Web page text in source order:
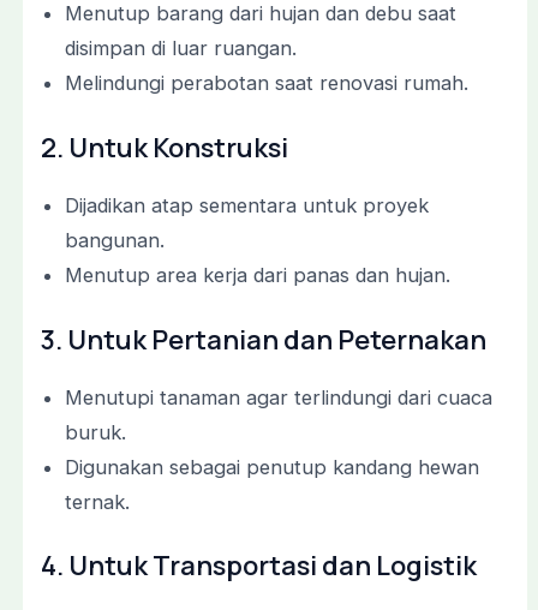
Menutup barang dari hujan dan debu saat
disimpan di luar ruangan.
Melindungi perabotan saat renovasi rumah.
2. Untuk Konstruksi
Dijadikan atap sementara untuk proyek
bangunan.
Menutup area kerja dari panas dan hujan.
3. Untuk Pertanian dan Peternakan
Menutupi tanaman agar terlindungi dari cuaca
buruk.
Digunakan sebagai penutup kandang hewan
ternak.
4. Untuk Transportasi dan Logistik